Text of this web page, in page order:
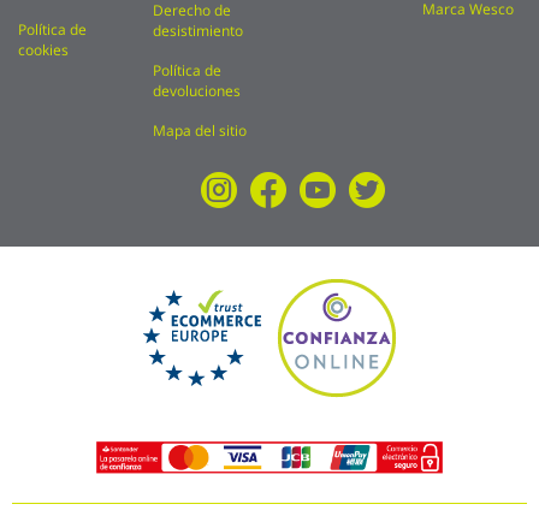
Política de
cookies
Derecho de
desistimiento
Política de
devoluciones
Mapa del sitio
Marca Wesco